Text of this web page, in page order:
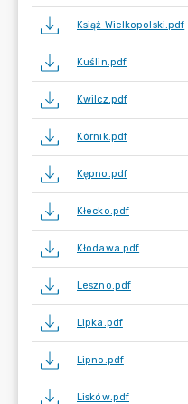
Książ Wielkopolski.pdf
Kuślin.pdf
Kwilcz.pdf
Kórnik.pdf
Kępno.pdf
Kłecko.pdf
Kłodawa.pdf
Leszno.pdf
Lipka.pdf
Lipno.pdf
Lisków.pdf